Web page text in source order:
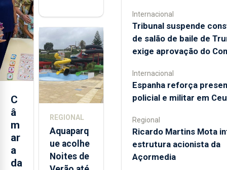
C
â
m
ar
a
da
toneladas
de
alimentos
entre
2021 e
2025 nos
Açores
REGIONAL
Aquaparq
ue acolhe
Noites de
Internacional
Tribunal suspende
de salão de baile de
exige aprovação do
Internacional
Espanha reforça
policial e militar em
Regional
Ricardo Martins Mota
estrutura acionista da
Açormedia